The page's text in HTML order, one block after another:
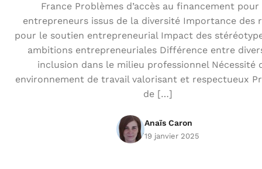
France Problèmes d’accès au financement pour
entrepreneurs issus de la diversité Importance des
pour le soutien entrepreneurial Impact des
ambitions entrepreneuriales Différence entre
inclusion dans le milieu professionnel Nécessité
environnement de travail valorisant et respectueux
de […]
Anaïs Caron
19 janvier 2025